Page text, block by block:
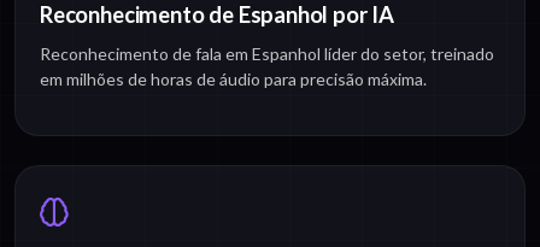
Reconhecimento de Espanhol por IA
Reconhecimento de fala em Espanhol líder do setor, treinado
em milhões de horas de áudio para precisão máxima.